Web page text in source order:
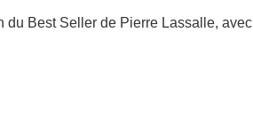
du Best Seller de Pierre Lassalle, avec